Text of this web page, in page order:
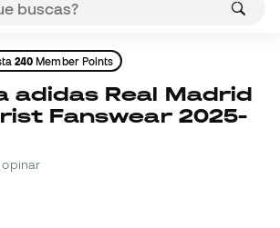
240 Member Points
Fanswear 2025-
opinar